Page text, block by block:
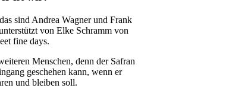
sind Andrea Wagner und Frank
von Elke Schramm von
fine days.
Menschen, denn der Safran
geschehen kann, wenn er
und bleiben soll.